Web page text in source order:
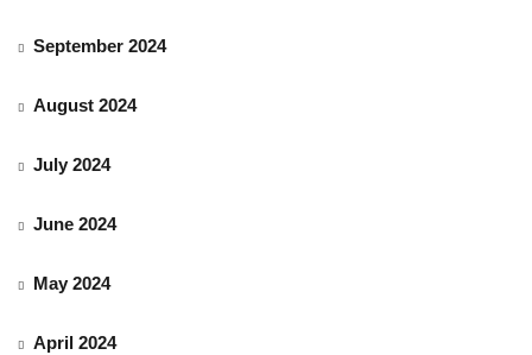
September 2024
August 2024
July 2024
June 2024
May 2024
April 2024